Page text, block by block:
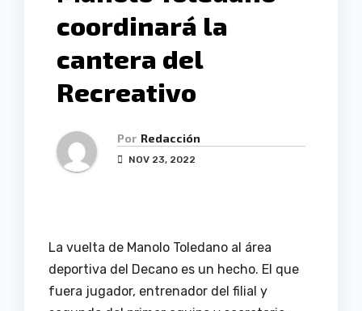
coordinará la
cantera del
Recreativo
Por Redacción
NOV 23, 2022
La vuelta de Manolo Toledano al área
deportiva del Decano es un hecho. El que
fuera jugador, entrenador del filial y